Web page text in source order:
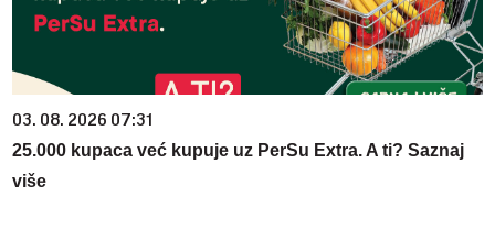
03. 08. 2026 07:31
25.000 kupaca već kupuje uz PerSu Extra. A ti? Saznaj
više